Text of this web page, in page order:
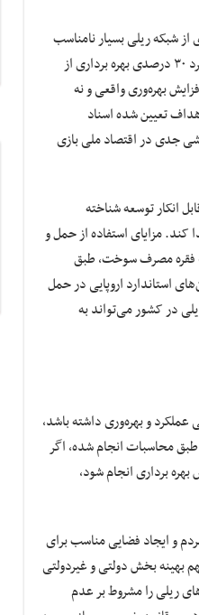
شبکه ریلی بسیار نامناسب
است. علی رغم وجود تقاضای بار ۱۵۰ میلیون تنی ریل پسند، و با توجه به میزان عملکرد ۳۰ درصدی بهره برداری از
بهره‌وری واقعی و نه
تعیین شده اسناد
جدی در اقتصاد ملی بازی
انکار توسعه شناخته
مزایای استفاده از حمل و
فقره مصرف سوخت، طبق
استاندارد اروپایی در حمل
در کشور می‌تواند به
و بهره‌وری داشته باشد،
محاسبات انجام شده، اگر
برداری انجام شود،
و ایجاد فضایی مناسب برای
بهینه بخش دولتی و غیردولتی
برداری از محورهای ریلی را مشروط بر عدم